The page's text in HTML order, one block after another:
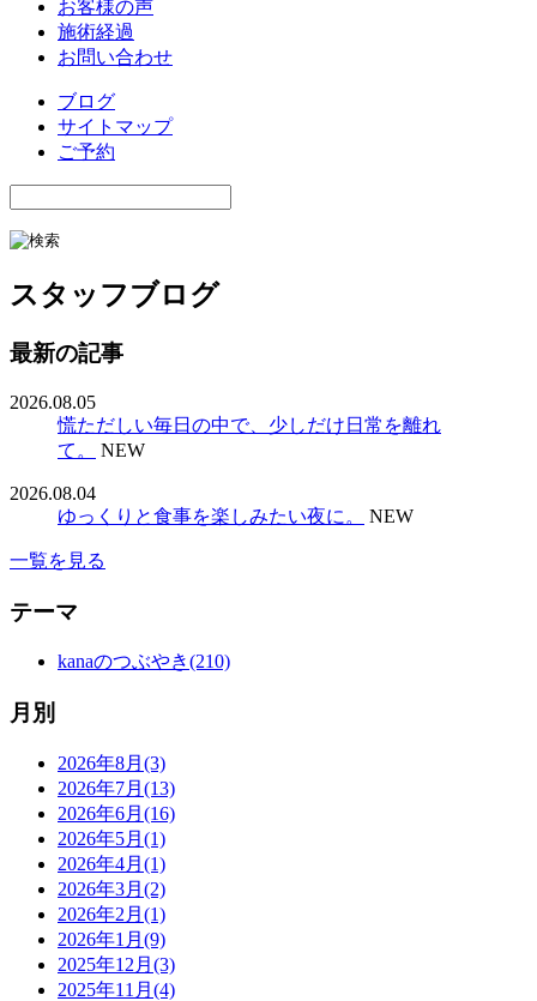
お客様の声
施術経過
お問い合わせ
ブログ
サイトマップ
ご予約
スタッフブログ
最新の記事
2026.08.05
慌ただしい毎日の中で、少しだけ日常を離れ
て。
NEW
2026.08.04
ゆっくりと食事を楽しみたい夜に。
NEW
一覧を見る
テーマ
kanaのつぶやき(210)
月別
2026年8月(3)
2026年7月(13)
2026年6月(16)
2026年5月(1)
2026年4月(1)
2026年3月(2)
2026年2月(1)
2026年1月(9)
2025年12月(3)
2025年11月(4)